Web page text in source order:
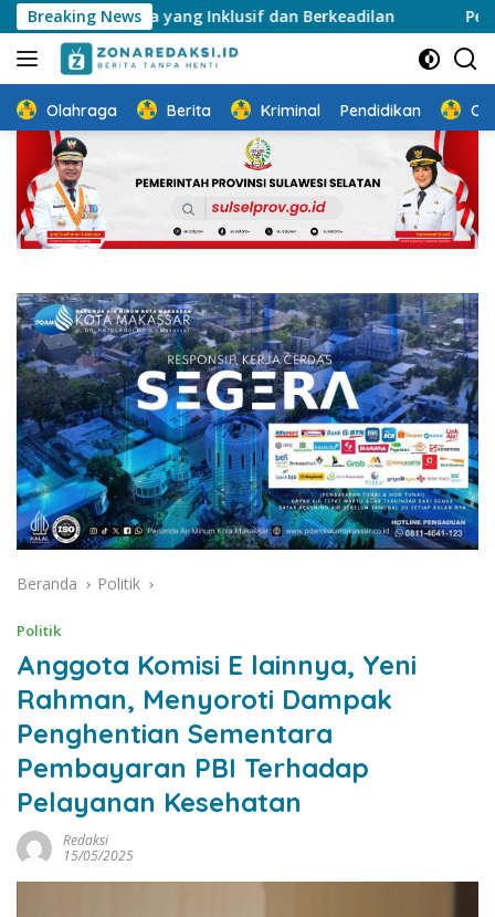
Langsung
ke
konten
Breaking News
yang Inklusif dan Berkeadilan Perkuat
Olahraga Berita Kriminal Pendidikan
Beranda Politik
Politik
Anggota Komisi E lainnya, Yeni
Rahman, Menyoroti Dampak
Penghentian Sementara
Pembayaran PBI Terhadap
Pelayanan Kesehatan
Redaksi
15/05/2025